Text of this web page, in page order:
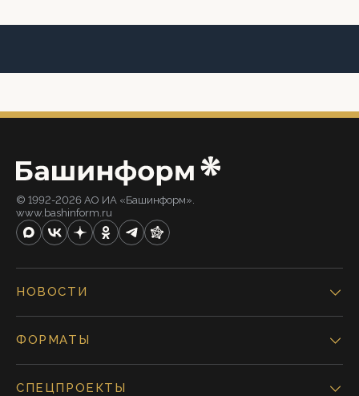
© 1992-2026 АО ИА «Башинформ».
www.bashinform.ru
НОВОСТИ
ФОРМАТЫ
СПЕЦПРОЕКТЫ